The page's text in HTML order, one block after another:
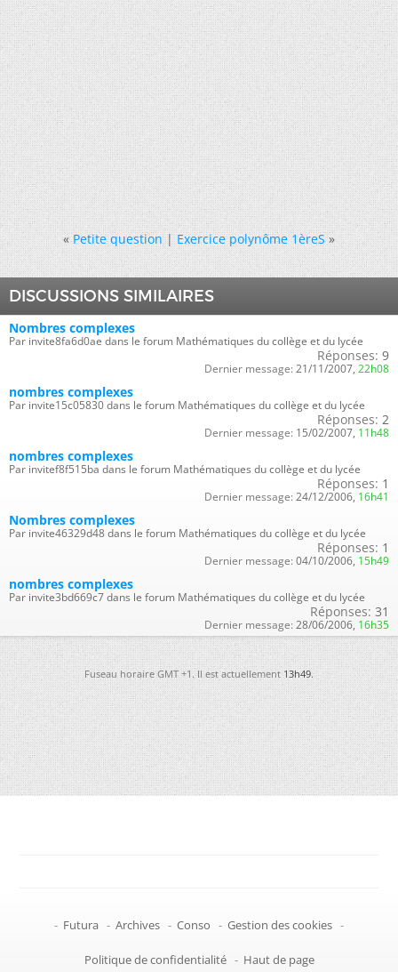
« Petite question|Exercice polynôme 1èreS »
DISCUSSIONS SIMILAIRES
Nombres complexes
Par invite8fa6d0ae dans le forum Mathématiques du collège et du lycée
Réponses: 9
Dernier message: 21/11/2007, 22h08
nombres complexes
Par invite15c05830 dans le forum Mathématiques du collège et du lycée
Réponses: 2
Dernier message: 15/02/2007, 11h48
nombres complexes
Par invitef8f515ba dans le forum Mathématiques du collège et du lycée
Réponses: 1
Dernier message: 24/12/2006, 16h41
Nombres complexes
Par invite46329d48 dans le forum Mathématiques du collège et du lycée
Réponses: 1
Dernier message: 04/10/2006, 15h49
nombres complexes
Par invite3bd669c7 dans le forum Mathématiques du collège et du lycée
Réponses: 31
Dernier message: 28/06/2006, 16h35
Fuseau horaire GMT +1. Il est actuellement13h49.
- Futura - Archives - Conso - Gestion des cookies -
Politique de confidentialité - Haut de page